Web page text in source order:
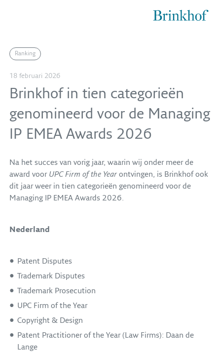
Brinkhof
Ranking
18 februari 2026
Brinkhof in tien categorieën
genomineerd voor de Managing
IP EMEA Awards 2026
Na het succes van vorig jaar, waarin wij onder meer de
award voor UPC Firm of the Yearontvingen, is Brinkhof ook
dit jaar weer in tien categorieën genomineerd voor de
Managing IP EMEA Awards 2026.
Nederland
Patent Disputes
Trademark Disputes
Trademark Prosecution
UPC Firm of the Year
Copyright & Design
Patent Practitioner of the Year (Law Firms): Daan de
Lange